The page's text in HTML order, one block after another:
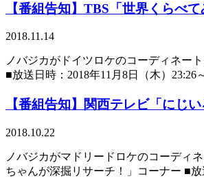
【番組告知】TBS「世界くらべて
2018.11.14
ノバジカがドイツロケのコーディネー
■放送日時：2018年11月8日（木）23:26
【番組告知】関西テレビ「にじい
2018.10.22
ノバジカがマドリードロケのコーディ
ちゃんが深掘リサーチ！」コーナー ■